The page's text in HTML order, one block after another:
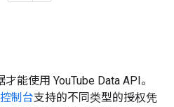
能使用 YouTube Data API。
制台支持的不同类型的授权凭